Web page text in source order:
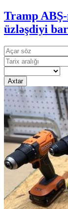
Tramp ABŞ-
üzləşdiyi
Axtar